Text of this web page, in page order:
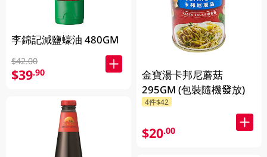
李錦記減鹽蠔油 480GM
$42.00
$39.90
金寶湯卡邦尼蘑菇
295GM (包裝隨機發放)
4件$42
$20.00